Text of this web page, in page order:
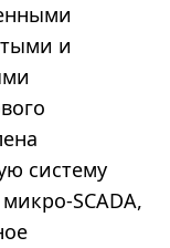
и
систему
SCADA,